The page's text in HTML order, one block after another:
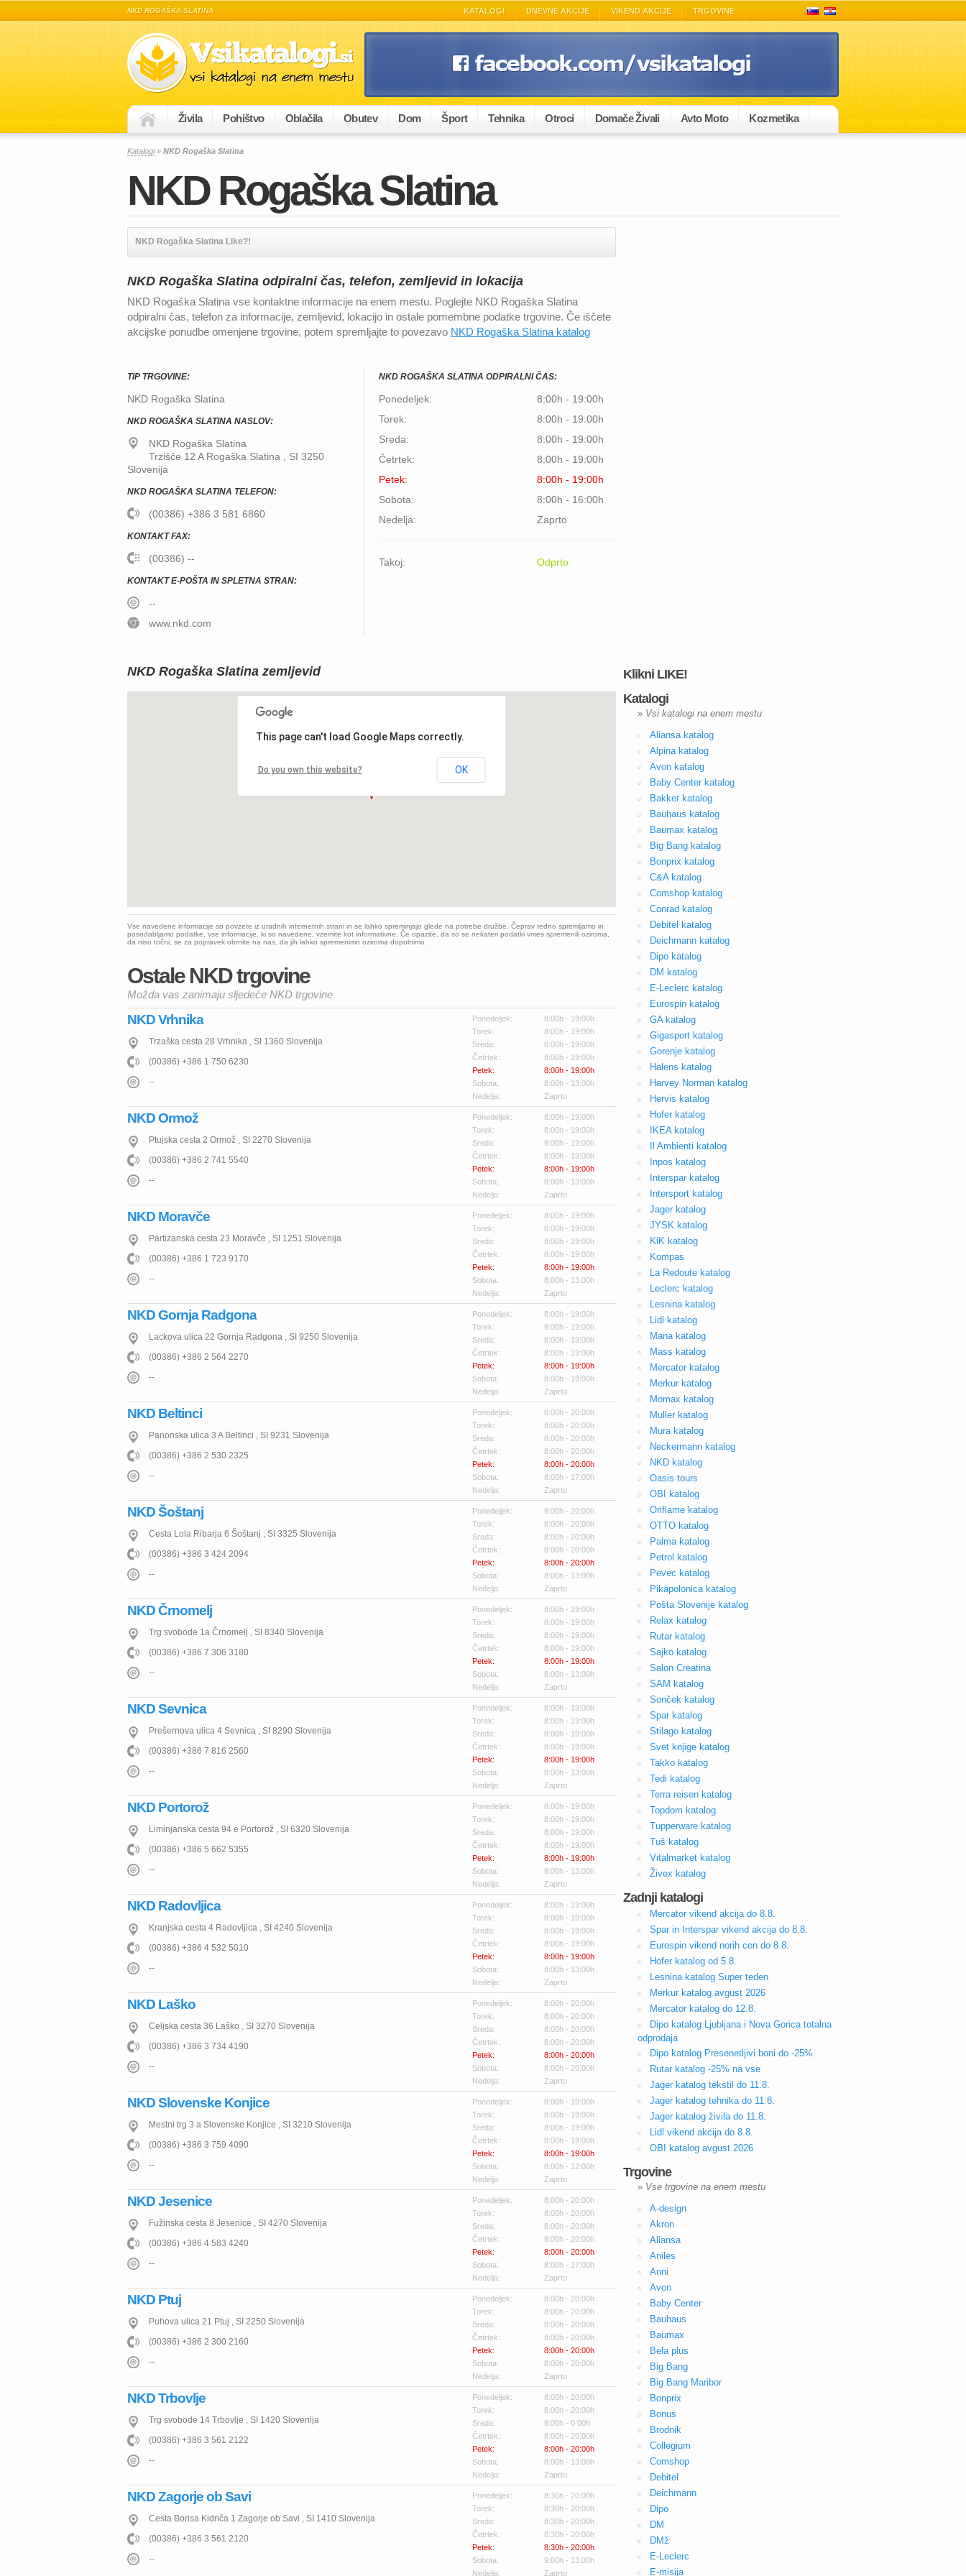
NKD ROGAŠKA SLATINA KATALOGI DNEVNE AKCIJE VIKEND AKCIJE TRGOVINE
Živila Pohištvo Oblačila Obutev Dom Šport Tehnika Otroci Domače Živali Avto Moto Kozmetika
Katalogi» NKD Rogaška Slatina
NKD Rogaška Slatina
NKD Rogaška Slatina Like?!
NKD Rogaška Slatina odpiralni čas, telefon, zemljevid in lokacija
NKD Rogaška Slatina vse kontaktne informacije na enem mestu. Poglejte NKD Rogaška Slatina
odpiralni čas, telefon za informacije, zemljevid, lokacijo in ostale pomembne podatke trgovine. Če iščete
akcijske ponudbe omenjene trgovine, potem spremljajte to povezavo NKD Rogaška Slatina katalog
TIP TRGOVINE:
NKD Rogaška Slatina
NKD ROGAŠKA SLATINA NASLOV:
NKD Rogaška Slatina
Trzišče 12 A Rogaška Slatina SI 3250
Slovenija
NKD ROGAŠKA SLATINA TELEFON:
(00386) +386 3 581 6860
KONTAKT FAX:
(00386) --
KONTAKT E-POŠTA IN SPLETNA STRAN:
--
www.nkd.com
NKD ROGAŠKA SLATINA ODPIRALNI ČAS:
Ponedeljek:
8:00h - 19:00h
Torek:
8:00h - 19:00h
Sreda:
8:00h - 19:00h
Četrtek:
8:00h - 19:00h
Petek:
8:00h - 19:00h
Sobota:
8:00h - 16:00h
Nedelja:
Zaprto
Takoj: Odprto
NKD Rogaška Slatina zemljevid
This page can't load Google Maps correctly.
Do you own this website? OK
Vse navedene informacije so povzete iz uradnih internetnih strani in se lahko spreminjajo glede na potrebe družbe. Čeprav redno spremljamo in
posodabljamo podatke, vse informacije, ki so navedene, vzemite kot informativne. Če opazite, da so se nekateri podatki vmes spremenili oziroma,
da niso točni, se za popravek obrnite na nas, da jih lahko spremenimo oziroma dopolnimo.
Ostale NKD trgovine
Možda vas zanimaju sljedeće NKD trgovine
NKD Vrhnika
Trzaška cesta 28 Vrhnika , SI 1360 Slovenija
(00386) +386 1 750 6230
--
Ponedeljek:
8:00h - 19:00h
Torek:
8:00h - 19:00h
Sreda:
8:00h - 19:00h
Četrtek:
8:00h - 19:00h
Petek:
8:00h - 19:00h
Sobota:
8:00h - 13:00h
Nedelja:
Zaprto
NKD Ormož
Ptujska cesta 2 Ormož , SI 2270 Slovenija
(00386) +386 2 741 5540
--
Ponedeljek:
8:00h - 19:00h
Torek:
8:00h - 19:00h
Sreda:
8:00h - 19:00h
Četrtek:
8:00h - 19:00h
Petek:
8:00h - 19:00h
Sobota:
8:00h - 13:00h
Nedelja:
Zaprto
NKD Moravče
Partizanska cesta 23 Moravče , SI 1251 Slovenija
(00386) +386 1 723 9170
--
Ponedeljek:
8:00h - 19:00h
Torek:
8:00h - 19:00h
Sreda:
8:00h - 19:00h
Četrtek:
8:00h - 19:00h
Petek:
8:00h - 19:00h
Sobota:
8:00h - 13:00h
Nedelja:
Zaprto
NKD Gornja Radgona
Lackova ulica 22 Gornja Radgona , SI 9250 Slovenija
(00386) +386 2 564 2270
--
Ponedeljek:
8:00h - 19:00h
Torek:
8:00h - 19:00h
Sreda:
8:00h - 19:00h
Četrtek:
8:00h - 19:00h
Petek:
8:00h - 19:00h
Sobota:
8:00h - 19:00h
Nedelja:
Zaprto
NKD Beltinci
Panonska ulica 3 A Beltinci , SI 9231 Slovenija
(00386) +386 2 530 2325
--
Ponedeljek:
8:00h - 20:00h
Torek:
8:00h - 20:00h
Sreda:
8:00h - 20:00h
Četrtek:
8:00h - 20:00h
Petek:
8:00h - 20:00h
Sobota:
8:00h - 17:00h
Nedelja:
Zaprto
NKD Šoštanj
Cesta Lola Ribarja 6 Šoštanj , SI 3325 Slovenija
(00386) +386 3 424 2094
--
Ponedeljek:
8:00h - 20:00h
Torek:
8:00h - 20:00h
Sreda:
8:00h - 20:00h
Četrtek:
8:00h - 20:00h
Petek:
8:00h - 20:00h
Sobota:
8:00h - 13:00h
Nedelja:
Zaprto
NKD Črnomelj
Trg svobode 1a Črnomelj , SI 8340 Slovenija
(00386) +386 7 306 3180
--
Ponedeljek:
8:00h - 19:00h
Torek:
8:00h - 19:00h
Sreda:
8:00h - 19:00h
Četrtek:
8:00h - 19:00h
Petek:
8:00h - 19:00h
Sobota:
8:00h - 13:00h
Nedelja:
Zaprto
NKD Sevnica
Prešernova ulica 4 Sevnica , SI 8290 Slovenija
(00386) +386 7 816 2560
--
Ponedeljek:
8:00h - 19:00h
Torek:
8:00h - 19:00h
Sreda:
8:00h - 19:00h
Četrtek:
8:00h - 19:00h
Petek:
8:00h - 19:00h
Sobota:
8:00h - 13:00h
Nedelja:
Zaprto
NKD Portorož
Liminjanska cesta 94 e Portorož , SI 6320 Slovenija
(00386) +386 5 662 5355
--
Ponedeljek:
8:00h - 19:00h
Torek:
8:00h - 19:00h
Sreda:
8:00h - 19:00h
Četrtek:
8:00h - 19:00h
Petek:
8:00h - 19:00h
Sobota:
8:00h - 13:00h
Nedelja:
Zaprto
NKD Radovljica
Kranjska cesta 4 Radovljica , SI 4240 Slovenija
(00386) +386 4 532 5010
--
Ponedeljek:
8:00h - 19:00h
Torek:
8:00h - 19:00h
Sreda:
8:00h - 19:00h
Četrtek:
8:00h - 19:00h
Petek:
8:00h - 19:00h
Sobota:
8:00h - 13:00h
Nedelja:
Zaprto
NKD Laško
Celjska cesta 36 Laško , SI 3270 Slovenija
(00386) +386 3 734 4190
--
Ponedeljek:
8:00h - 20:00h
Torek:
8:00h - 20:00h
Sreda:
8:00h - 20:00h
Četrtek:
8:00h - 20:00h
Petek:
8:00h - 20:00h
Sobota:
8:00h - 20:00h
Nedelja:
Zaprto
NKD Slovenske Konjice
Mestni trg 3 a Slovenske Konjice , SI 3210 Slovenija
(00386) +386 3 759 4090
--
Ponedeljek:
8:00h - 19:00h
Torek:
8:00h - 19:00h
Sreda:
8:00h - 19:00h
Četrtek:
8:00h - 19:00h
Petek:
8:00h - 19:00h
Sobota:
8:00h - 12:00h
Nedelja:
Zaprto
NKD Jesenice
Fužinska cesta 8 Jesenice , SI 4270 Slovenija
(00386) +386 4 583 4240
--
Ponedeljek:
8:00h - 20:00h
Torek:
8:00h - 20:00h
Sreda:
8:00h - 20:00h
Četrtek:
8:00h - 20:00h
Petek:
8:00h - 20:00h
Sobota:
8:00h - 17:00h
Nedelja:
Zaprto
NKD Ptuj
Puhova ulica 21 Ptuj , SI 2250 Slovenija
(00386) +386 2 300 2160
--
Ponedeljek:
8:00h - 20:00h
Torek:
8:00h - 20:00h
Sreda:
8:00h - 20:00h
Četrtek:
8:00h - 20:00h
Petek:
8:00h - 20:00h
Sobota:
8:00h - 20:00h
Nedelja:
Zaprto
NKD Trbovlje
Trg svobode 14 Trbovlje , SI 1420 Slovenija
(00386) +386 3 561 2122
--
Ponedeljek:
8:00h - 20:00h
Torek:
8:00h - 20:00h
Sreda:
8:00h - 0:00h
Četrtek:
8:00h - 20:00h
Petek:
8:00h - 20:00h
Sobota:
8:00h - 13:00h
Nedelja:
Zaprto
NKD Zagorje ob Savi
Cesta Borisa Kidriča 1 Zagorje ob Savi , SI 1410 Slovenija
(00386) +386 3 561 2120
--
Ponedeljek:
8:30h - 20:00h
Torek:
8:30h - 20:00h
Sreda:
8:30h - 20:00h
Četrtek:
8:30h - 20:00h
Petek:
8:30h - 20:00h
Sobota:
9:00h - 13:00h
Nedelja:
Zaprto
Klikni LIKE!
Katalogi
» Vsi katalogi na enem mestu
Aliansa katalog
Alpina katalog
Avon katalog
Baby Center katalog
Bakker katalog
Bauhaus katalog
Baumax katalog
Big Bang katalog
Bonprix katalog
C&A katalog
Comshop katalog
Conrad katalog
Debitel katalog
Deichmann katalog
Dipo katalog
DM katalog
E-Leclerc katalog
Eurospin katalog
GA katalog
Gigasport katalog
Gorenje katalog
Halens katalog
Harvey Norman katalog
Hervis katalog
Hofer katalog
IKEA katalog
Il Ambienti katalog
Inpos katalog
Interspar katalog
Intersport katalog
Jager katalog
JYSK katalog
KiK katalog
Kompas
La Redoute katalog
Leclerc katalog
Lesnina katalog
Lidl katalog
Mana katalog
Mass katalog
Mercator katalog
Merkur katalog
Momax katalog
Muller katalog
Mura katalog
Neckermann katalog
NKD katalog
Oasis tours
OBI katalog
Oriflame katalog
OTTO katalog
Palma katalog
Petrol katalog
Pevec katalog
Pikapolonica katalog
Pošta Slovenije katalog
Relax katalog
Rutar katalog
Sajko katalog
Salon Creatina
SAM katalog
Sonček katalog
Spar katalog
Stilago katalog
Svet knjige katalog
Takko katalog
Tedi katalog
Terra reisen katalog
Topdom katalog
Tupperware katalog
Tuš katalog
Vitalmarket katalog
Živex katalog
Zadnji katalogi
Mercator vikend akcija do 8.8.
Spar in Interspar vikend akcija do 8.8.
Eurospin vikend norih cen do 8.8.
Hofer katalog od 5.8.
Lesnina katalog Super teden
Merkur katalog avgust 2026
Mercator katalog do 12.8.
Dipo katalog Ljubljana i Nova Gorica totalna
odprodaja
Dipo katalog Presenetljivi boni do -25%
Rutar katalog -25% na vse
Jager katalog tekstil do 11.8.
Jager katalog tehnika do 11.8.
Jager katalog živila do 11.8.
Lidl vikend akcija do 8.8.
OBI katalog avgust 2026
Trgovine
» Vse trgovine na enem mestu
A-design
Akron
Aliansa
Aniles
Anni
Avon
Baby Center
Bauhaus
Baumax
Bela plus
Big Bang
Big Bang Maribor
Bonprix
Bonus
Brodnik
Collegium
Comshop
Debitel
Deichmann
Dipo
DM
DMž
E-Leclerc
E-misija